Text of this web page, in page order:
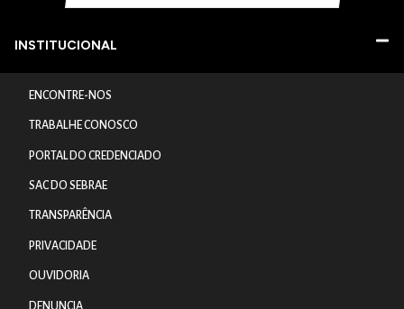
INSTITUCIONAL
ENCONTRE-NOS
TRABALHE CONOSCO
PORTAL DO CREDENCIADO
SAC DO SEBRAE
TRANSPARÊNCIA
PRIVACIDADE
OUVIDORIA
DENUNCIA